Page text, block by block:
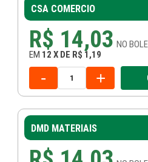
CSA COMERCIO
R$ 14,03 NO
EM 12X DE R$ 1,19
- +
DMD MATERIAIS